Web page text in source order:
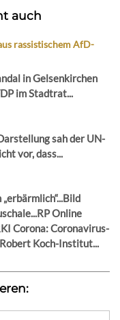
auch
rassistischem AfD-
in Gelsenkirchen
im Stadtrat...
sah der UN-
vor, dass...
Online
Corona: Coronavirus-
Koch-Institut...